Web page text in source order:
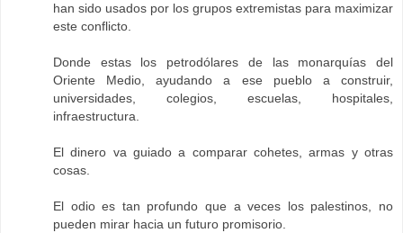
han sido usados por los grupos extremistas para maximizar
este conflicto.
Donde estas los petrodólares de las monarquías del
Oriente Medio, ayudando a ese pueblo a construir,
universidades, colegios, escuelas, hospitales,
infraestructura.
El dinero va guiado a comparar cohetes, armas y otras
cosas.
El odio es tan profundo que a veces los palestinos, no
pueden mirar hacia un futuro promisorio.